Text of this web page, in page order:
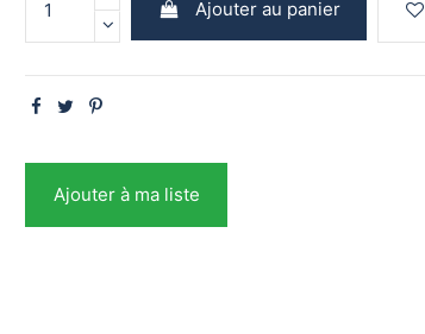
Ajouter au panier
Ajouter à ma liste